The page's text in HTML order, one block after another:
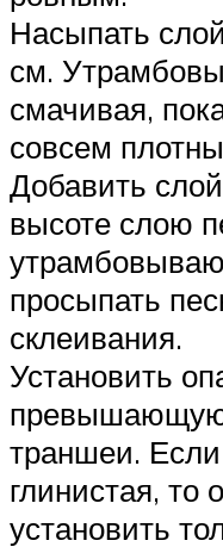
Насыпать
см.
смачивая,
совсем
Добавить
высоте слою
просыпать
склеивания.
Установить
превышающую
траншеи.
глинистая, то
установить